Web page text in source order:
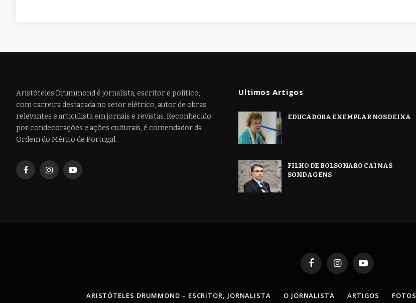
Aristóteles Drummond é jornalista, escritor e político,
com carreira destacada no setor elétrico, autor de obras
relevantes e articulista em jornais e revistas. Reconhecido
por condecorações e ações culturais, é comendador da
Ordem do Mérito de Portugal.
FacebookInstagramYouTube
Ultimos Artigos
EDUCADORA EXEMPLAR NOS DEIXA
FILHO DE BOLSONARO CAI NAS
SONDAGENS
FacebookInstagramYouTube
ARISTÓTELES DRUMMOND – ESCRITOR, JORNALISTA O JORNALISTA ARTIGOS FOTOS